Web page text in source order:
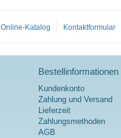
Online-Katalog Kontaktformular
Bestellinformationen
Kundenkonto
Zahlung und Versand
Lieferzeit
Zahlungsmethoden
AGB